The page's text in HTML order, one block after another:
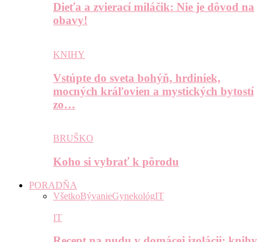
Dieťa a zvierací miláčik: Nie je dôvod na
obavy!
KNIHY
Vstúpte do sveta bohýň, hrdiniek,
mocných kráľovien a mystických bytostí
zo…
BRUŠKO
Koho si vybrať k pôrodu
PORADŇA
VšetkoBývanieGynekológIT
IT